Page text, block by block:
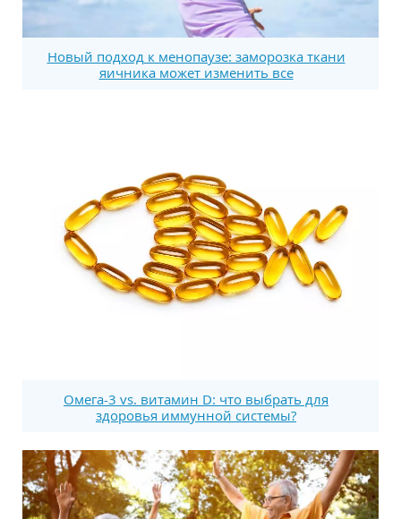
Новый подход к менопаузе: заморозка ткани
яичника может изменить все
Омега-3 vs. витамин D: что выбрать для
здоровья иммунной системы?